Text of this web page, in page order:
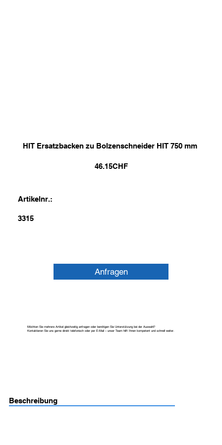
HIT Ersatzbacken zu Bolzenschneider HIT 750 mm
46.15CHF
Artikelnr.:
3315
Anfragen
Möchten Sie mehrere Artikel gleichzeitig anfragen oder benötigen Sie Unterstützung bei der Auswahl?
Kontaktieren Sie uns gerne direkt telefonisch oder per E-Mail – unser Team hilft Ihnen kompetent und schnell weiter.
Beschreibung